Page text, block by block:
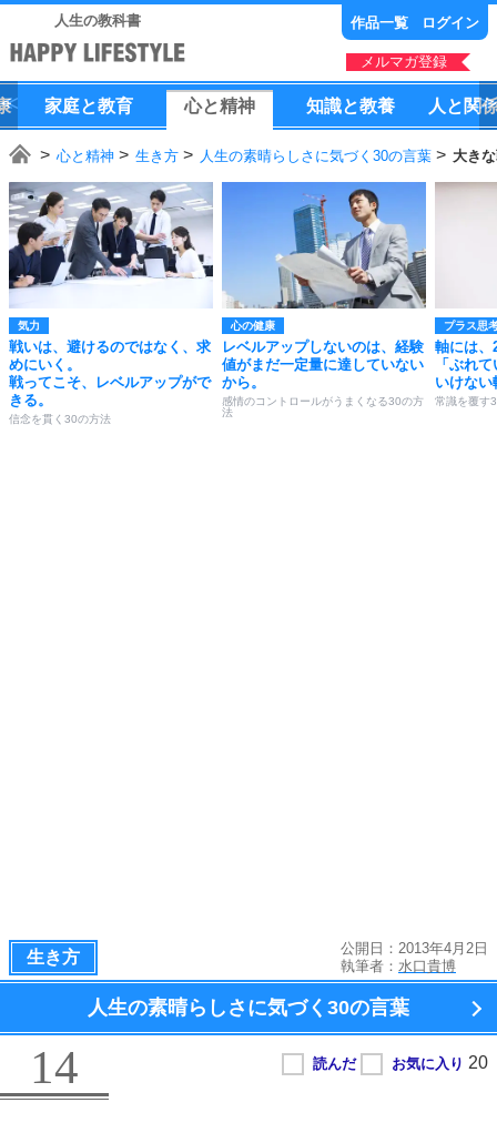
人生の教科書 作品一覧 ログイン
メルマガ登録
家庭と教育 心と精神 知識と教養 人 と 関
心と精神 生き方 人生の素晴らしさに気づく30の言葉 大き
気力
戦いは、避けるのではなく、求
めにいく。
戦ってこそ、レベルアップがで
きる。
信念を貫く30の方法
心の健康
レベルアップしないのは、経験
値がまだ一定量に達していない
から。
感情のコントロールがうまくなる30の方
法
プラス思
軸には、
「ぶれ
いけない
常識を覆す
生き方
公開日：2013年4月2日
執筆者： 水口貴博
人生の素晴らしさに気づく 30の言葉
14